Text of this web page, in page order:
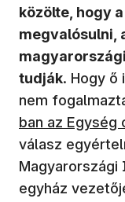
közölte, hogy
megvalósulni,
tudják. Hogy ő
nem
ban az Egység
válasz
Magyarországi
egyház